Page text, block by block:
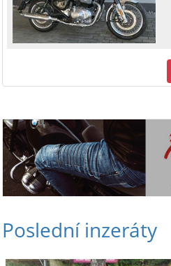
Poslední inzeráty